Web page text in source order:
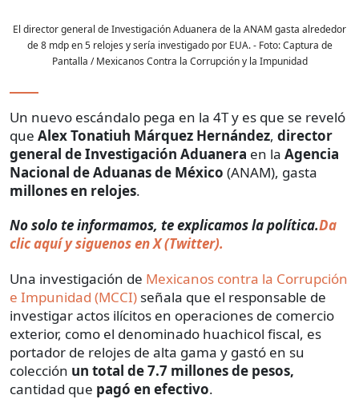
El director general de Investigación Aduanera de la ANAM gasta alrededor
de 8 mdp en 5 relojes y sería investigado por EUA.- Foto:Captura de
Pantalla / Mexicanos Contra la Corrupción y la Impunidad
Un nuevo escándalo pega en la 4T y es que se reveló
que Alex Tonatiuh Márquez Hernández, director
general de Investigación Aduanera en la Agencia
Nacional de Aduanas de México (ANAM), gasta
millones en relojes.
No solo te informamos, te explicamos la política.Da
clic aquí y siguenos en X (Twitter).
Una investigación de Mexicanos contra la Corrupción
e Impunidad (MCCI) señala que el responsable de
investigar actos ilícitos en operaciones de comercio
exterior, como el denominado huachicol fiscal, es
portador de relojes de alta gama y gastó en su
colección un total de 7.7 millones de pesos,
cantidad que pagó en efectivo.